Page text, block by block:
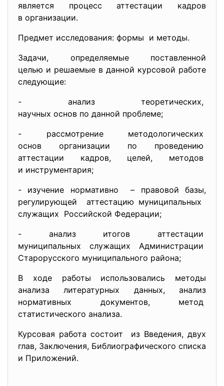
является процесс аттестации кадров
в организации.
Предмет исследования: формы и методы.
Задачи, определяемые поставленной
целью и решаемые в данной курсовой работе
следующие:
- анализ теоретических,
научных основ по данной проблеме;
- рассмотрение методологических
основ организации по проведению
аттестации кадров, целей, методов
и инструментария;
- изучение нормативно – правовой базы,
регулирующей аттестацию муниципальных
служащих Российской Федерации;
- анализ итогов аттестации
муниципальных служащих Администрации
Старорусского муниципального района;
В ходе работы использовались методы
анализа литературных данных, анализ
нормативных документов, метод
статистического анализа.
Курсовая работа состоит из Введения, двух
глав, Заключения, Библиографического списка
и Приложений.